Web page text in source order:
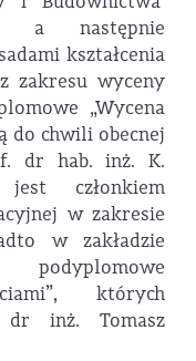
a następnie
kształcenia
zakresu wyceny
„Wycena
do chwili obecnej
dr hab. inż. K.
członkiem
w zakresie
w zakładzie
których
dr inż. Tomasz